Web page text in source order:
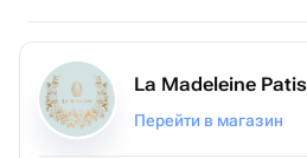
La Madeleine
Перейти в магазин